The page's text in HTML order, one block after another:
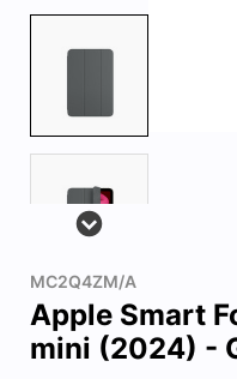
MC2Q4ZM/A
Apple Smart
mini (2024) -